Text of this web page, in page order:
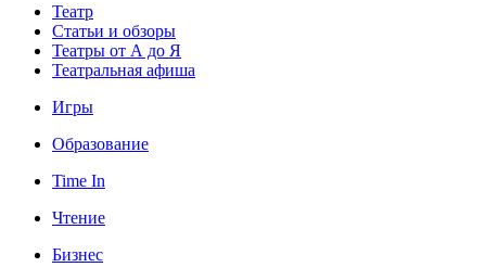
Театр
Статьи и обзоры
Театры от А до Я
Театральная афиша
Игры
Образование
Time In
Чтение
Бизнес